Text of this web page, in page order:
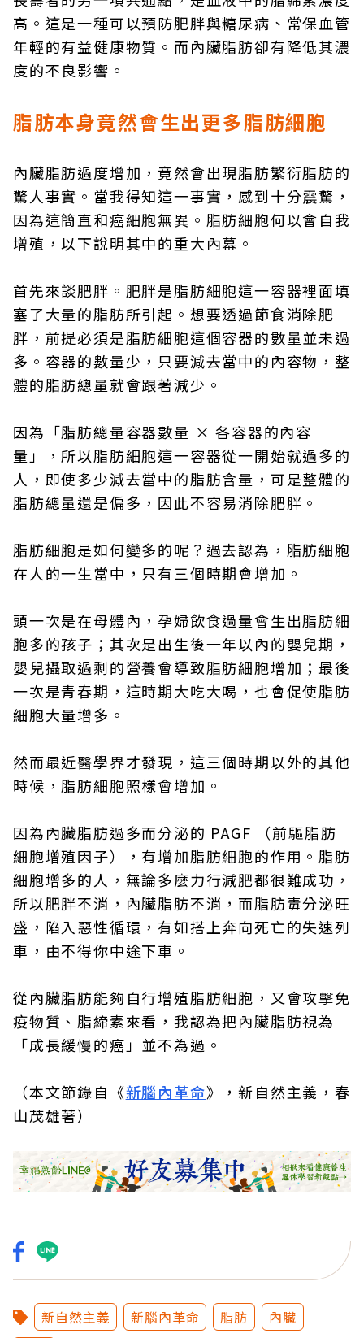
高。這是一種可以預防肥胖與糖尿病、常保血管
年輕的有益健康物質。而內臟脂肪卻有降低其濃
度的不良影響。
脂肪本身竟然會生出更多脂肪細胞
內臟脂肪過度增加，竟然會出現脂肪繁衍脂肪的
驚人事實。當我得知這一事實，感到十分震驚，
因為這簡直和癌細胞無異。脂肪細胞何以會自我
增殖，以下說明其中的重大內幕。
首先來談肥胖。肥胖是脂肪細胞這一容器裡面填
塞了大量的脂肪所引起。想要透過節食消除肥
胖，前提必須是脂肪細胞這個容器的數量並未過
多。容器的數量少，只要減去當中的內容物，整
體的脂肪總量就會跟著減少。
因為「脂肪總量容器數量 × 各容器的內容
量」，所以脂肪細胞這一容器從一開始就過多的
人，即使多少減去當中的脂肪含量，可是整體的
脂肪總量還是偏多，因此不容易消除肥胖。
脂肪細胞是如何變多的呢？過去認為，脂肪細胞
在人的一生當中，只有三個時期會增加。
頭一次是在母體內，孕婦飲食過量會生出脂肪細
胞多的孩子；其次是出生後一年以內的嬰兒期，
嬰兒攝取過剩的營養會導致脂肪細胞增加；最後
一次是青春期，這時期大吃大喝，也會促使脂肪
細胞大量增多。
然而最近醫學界才發現，這三個時期以外的其他
時候，脂肪細胞照樣會增加。
因為內臟脂肪過多而分泌的 PAGF （前驅脂肪
細胞增殖因子），有增加脂肪細胞的作用。脂肪
細胞增多的人，無論多麼力行減肥都很難成功，
所以肥胖不消，內臟脂肪不消，而脂肪毒分泌旺
盛，陷入惡性循環，有如搭上奔向死亡的失速列
車，由不得你中途下車。
從內臟脂肪能夠自行增殖脂肪細胞，又會攻擊免
疫物質、脂締素來看，我認為把內臟脂肪視為
「成長緩慢的癌」並不為過。
（本文節錄自《新腦內革命》，新自然主義，春
山茂雄著）
新自然主義 新腦內革命 脂肪 內臟